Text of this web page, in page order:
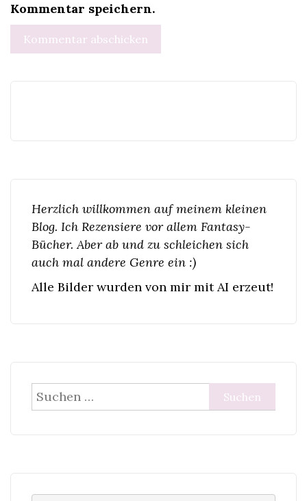
Kommentar speichern.
Herzlich willkommen auf meinem kleinen
Blog. Ich Rezensiere vor allem Fantasy-
Bücher. Aber ab und zu schleichen sich
auch mal andere Genre ein :)
Alle Bilder wurden von mir mit AI erzeut!
Suchen
nach: